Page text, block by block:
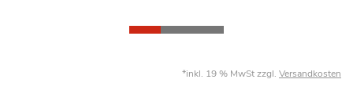
*inkl. 19 % MwSt zzgl. Versandkosten